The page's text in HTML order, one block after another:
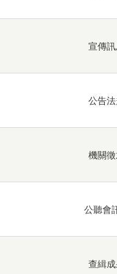
宣傳訊
公告法
機關
公聽會
查緝